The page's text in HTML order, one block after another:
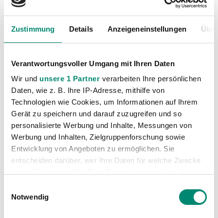
Zustimmung Details Anzeigeneinstellungen
Verantwortungsvoller Umgang mit Ihren Daten
Wir und unsere 1 Partner verarbeiten Ihre persönlichen
Daten, wie z. B. Ihre IP-Adresse, mithilfe von
Technologien wie Cookies, um Informationen auf Ihrem
Gerät zu speichern und darauf zuzugreifen und so
personalisierte Werbung und Inhalte, Messungen von
Werbung und Inhalten, Zielgruppenforschung sowie
Entwicklung von Angeboten zu ermöglichen. Sie
entscheiden darüber, wer Ihre Daten für welche Zwecke
Trigger Symbol ändern oder widerrufen
Notwendig
Profis
(1315)
Ticketing
(91)
Unkategorisiert
VORIGER NEWSEINTRAG
3:0 Sieg der JWR in Leoben in Unterzahl
NÄCHSTER NEWSEINTRAG